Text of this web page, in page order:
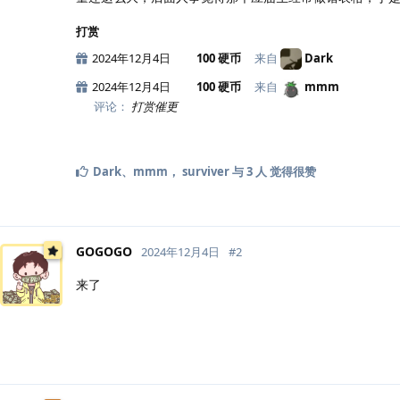
打赏
2024年12月4日
100 硬币 来自
Dark
2024年12月4日
100 硬币 来自
mmm
评论： 打赏催更
Dark、 mmm ， surviver与3 人 觉得很赞
GOGOGO 2024年12月4日 #2
来了